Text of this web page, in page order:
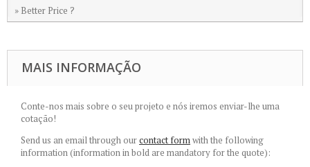
» Better Price ?
MAIS INFORMAÇÃO
Conte-nos mais sobre o seu projeto e nós iremos enviar-lhe uma
cotação!
Send us an email through ourcontact formwith the following
information (information in bold are mandatory for the quote):